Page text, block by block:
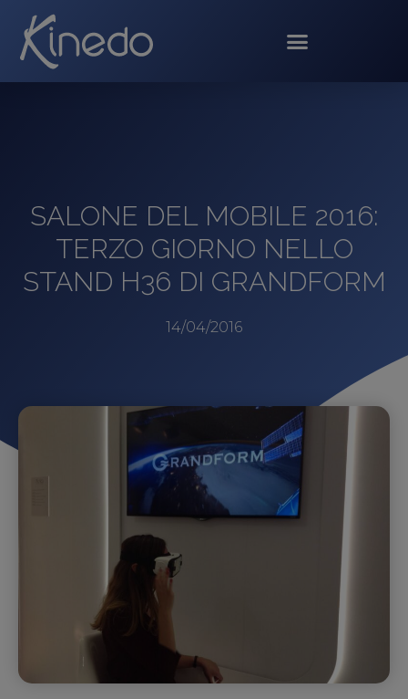
SALONE DEL MOBILE 2016:
TERZO GIORNO NELLO
STAND H36 DI GRANDFORM
14/04/2016